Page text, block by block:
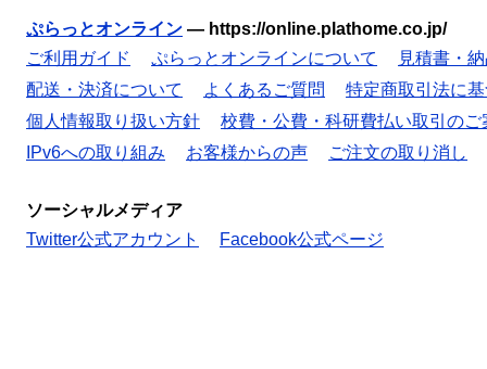
ぷらっとオンライン — https://online.plathome.co.jp/
ご利用ガイド
ぷらっとオンラインについて
見積書・
配送・決済について
よくあるご質問
特定商取引法に
個人情報取り扱い方針
校費・公費・科研費払い取引のご
IPv6への取り組み
お客様からの声 ご注文の取り消し
ソーシャルメディア
Twitter公式アカウント
Facebook公式ページ